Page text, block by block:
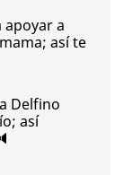
a
así te
Delfino
así